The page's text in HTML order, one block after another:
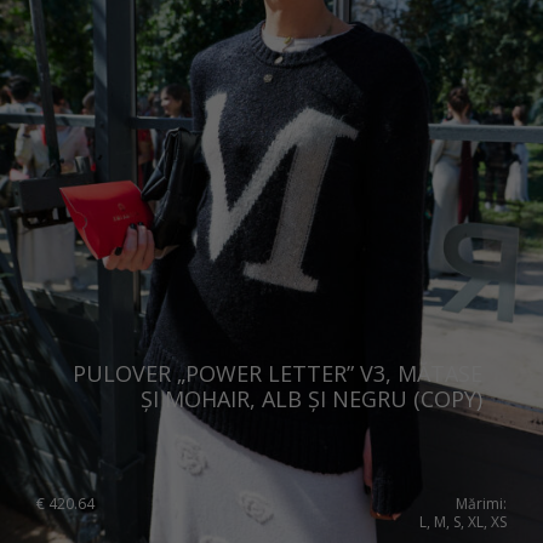
PULOVER „POWER LETTER” V3, MĂTASE
ȘI MOHAIR, ALB ȘI NEGRU (COPY)
€ 420.64
Mărimi:
L, M, S, XL, XS
Slovenia
Spain
Sweden
Switzerland
Ukraine
United Kingdom